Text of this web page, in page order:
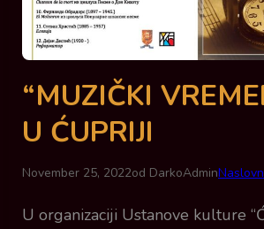
“MUZIČKI
U ĆUPRIJI
November 25, 2022od DarkoAdmin
U organizaciji Ustanove kulture